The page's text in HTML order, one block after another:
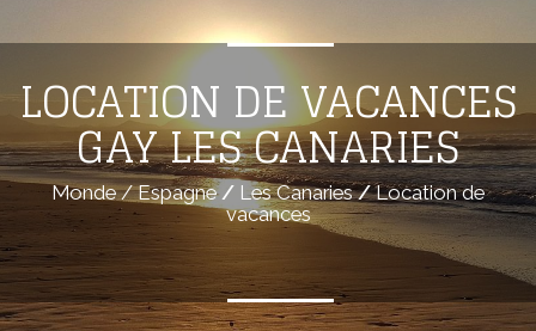
LOCATION DE VACANCES
GAY LES CANARIES
Monde/Espagne/ Les Canaries/Location de
vacances